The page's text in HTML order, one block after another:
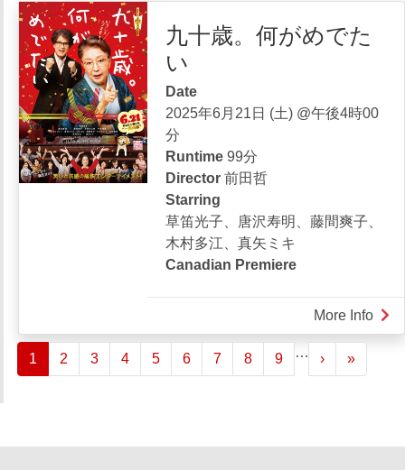
九十歳。何がめでた
い
Date
2025年6月21日 (土) @午後4時00
分
Runtime 99分
Director 前田哲
Starring
草笛光子、唐沢寿明、藤間爽子、
木村多江、真矢ミキ
Canadian Premiere
More Info
九
め
ペ
ー
り
1 2 3 4 5 6 7 8 9 … ››› »Last »